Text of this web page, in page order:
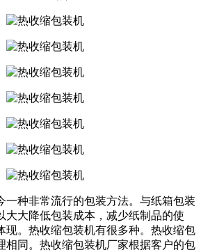
种非常流行的包装方法。与纸箱包装
大大降低包装成本，减少纸制品的使
现。热收缩包装机有很多种。热收缩包
相同。热收缩包装机厂家根据客户的包